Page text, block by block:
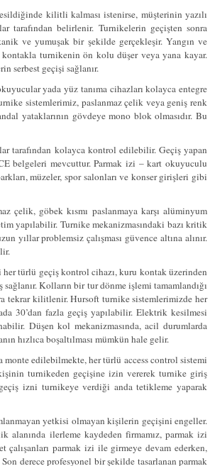
kilitli kalması istenirse, müşterinin yazılı
tarafından belirlenir. Turnikelerin geçişten sonra
ve yumuşak bir şekilde gerçekleşir. Yangın ve
turnikenin ön kolu düşer veya yana kayar.
serbest geçişi sağlanır.
yada yüz tanıma cihazları kolayca entegre
sistemlerimiz, paslanmaz çelik veya geniş renk
yataklarının gövdeye mono blok olmasıdır. Bu
tarafından kolayca kontrol edilebilir. Geçiş yapan
belgeleri mevcuttur. Parmak izi – kart okuyuculu
müzeler, spor salonları ve konser girişleri gibi
göbek kısmı paslanmaya karşı alüminyum
yapılabilir. Turnike mekanizmasındaki bazı kritik
yıllar problemsiz çalışması güvence altına alınır.
türlü geçiş kontrol cihazı, kuru kontak üzerinden
Kolların bir tur dönme işlemi tamamlandığı
tekrar kilitlenir. Hursoft turnike sistemlerimizde her
30’dan fazla geçiş yapılabilir. Elektrik kesilmesi
Düşen kol mekanizmasında, acil durumlarda
hızlıca boşaltılması mümkün hale gelir.
edilebilmekte, her türlü access control sistemi
turnikeden geçişine izin vererek turnike giriş
geçiş izni turnikeye verdiği anda tetikleme yaparak
yetkisi olmayan kişilerin geçişini engeller.
alanında ilerleme kaydeden firmamız, parmak izi
parmak izi ile girmeye devam ederken,
derece profesyonel bir şekilde tasarlanan parmak